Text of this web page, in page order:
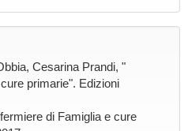
Cesarina Prandi, "
primarie". Edizioni
di Famiglia e cure